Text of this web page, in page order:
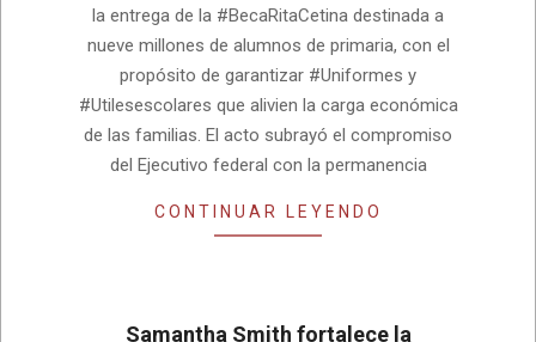
la entrega de la #BecaRitaCetina destinada a
nueve millones de alumnos de primaria, con el
propósito de garantizar #Uniformes y
#Utilesescolares que alivien la carga económica
de las familias. El acto subrayó el compromiso
del Ejecutivo federal con la permanencia
CONTINUAR LEYENDO
Samantha Smith fortalece la